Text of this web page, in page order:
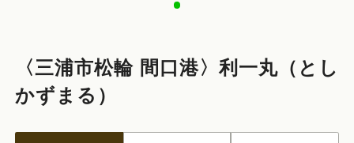
〈三浦市松輪 間口港〉利一丸（とし
かずまる）